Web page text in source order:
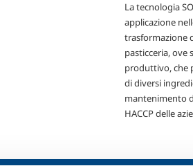
La tecnologia
applicazione
trasformazione
pasticceria, ove
produttivo, che
di diversi
mantenimento
HACCP delle